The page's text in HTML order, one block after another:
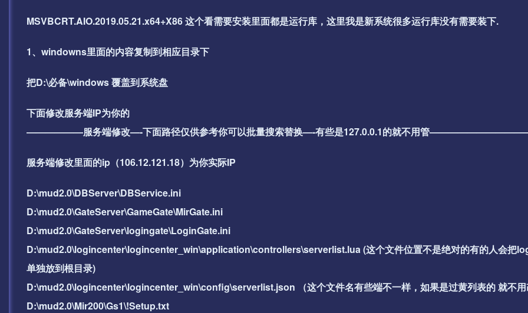
MSVBCRT.AIO.2019.05.21.x64+X86 这个看需要安装里面都是运行库，这里我是新系统很多运行库没有需要装下.
1、windowns里面的内容复制到相应目录下
把D:\必备\windows 覆盖到系统盘
下面修改服务端IP为你的
——————服务端修改—-下面路径仅供参考你可以批量搜索替换—-有些是127.0.0.1的就不用管
服务端修改里面的ip（106.12.121.18）为你实际IP
D:\mud2.0\DBServer\DBService.ini
D:\mud2.0\GateServer\GameGate\MirGate.ini
D:\mud2.0\GateServer\logingate\LoginGate.ini
D:\mud2.0\logincenter\logincenter_win\application\controllers\serverlist.lua (这个文件位置不是绝对的有的人会把
单独放到根目录)
D:\mud2.0\logincenter\logincenter_win\config\serverlist.json （这个文件名有些端不一样，如果是过黄列表的 就不
D:\mud2.0\Mir200\Gs1\!Setup.txt